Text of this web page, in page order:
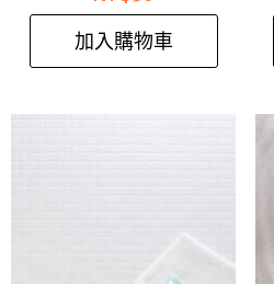
加入購物車